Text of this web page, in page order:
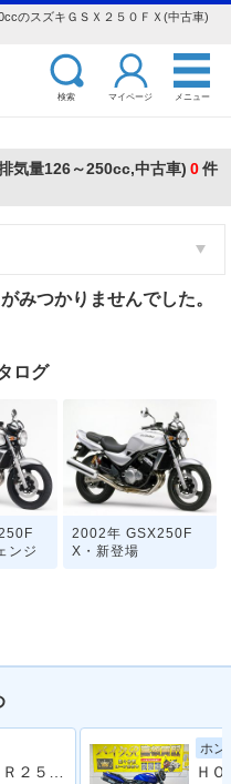
のスズキＧＳＸ２５０ＦＸ(中古車)
検索 マイページ メニュー
気量126～250cc,中古車) 0件
みつかりませんでした。
ログ
ンジ
2002年 GSX250F
X・新登場
ＢＡＬＩＵＳ−II ＺＲ２５０Ｂ型 ２００７年モデル 社外グリップ 社外リアサス
ホン